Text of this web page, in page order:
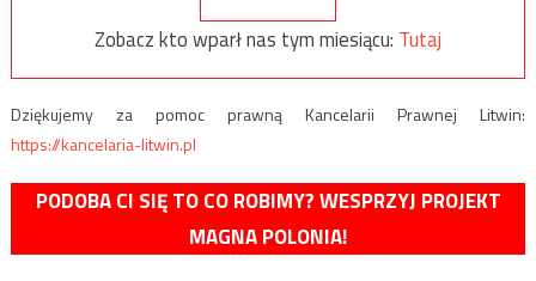
Zobacz kto wparł nas tym miesiącu: Tutaj
Dziękujemy za pomoc prawną Kancelarii Prawnej Litwin:
https://kancelaria-litwin.pl
PODOBA CI SIĘ TO CO ROBIMY? WESPRZYJ PROJEKT
MAGNA POLONIA!